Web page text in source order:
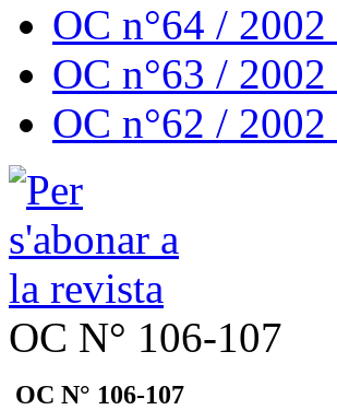
OC n°64 /
OC n°63 /
OC n°62 /
OC N° 106-107
OC N° 106-107